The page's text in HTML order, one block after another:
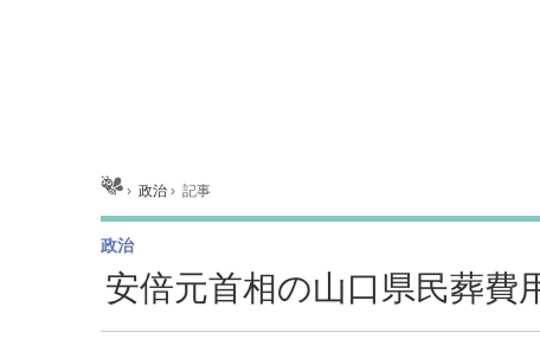
ホーム ›政治 ›記事
安倍元首相の山口県民葬費
政治